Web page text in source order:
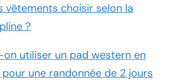
vêtements choisir selon la
?
on utiliser un pad western en
pour une randonnée de 2 jours